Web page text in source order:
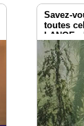
Savez-
toutes
LANOE -
Locaux 82